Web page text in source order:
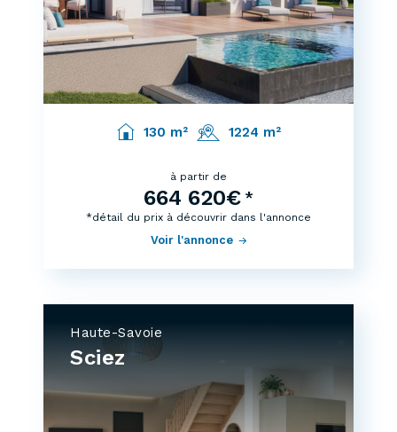
130 m² 1224 m²
à partir de
664 620€ *
Voir l'annonce
*détail du prix à découvrir dans l'annonce
Haute-Savoie
Sciez